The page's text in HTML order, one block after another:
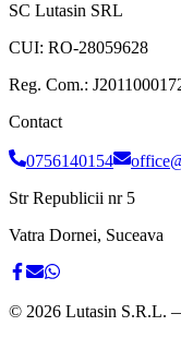
SC Lutasin SRL
CUI: RO-28059628
Reg. Com.:
Contact
0756140154
Str Republicii nr 5
Vatra Dornei, Suceava
© 2026 Lutasin S.R.L.